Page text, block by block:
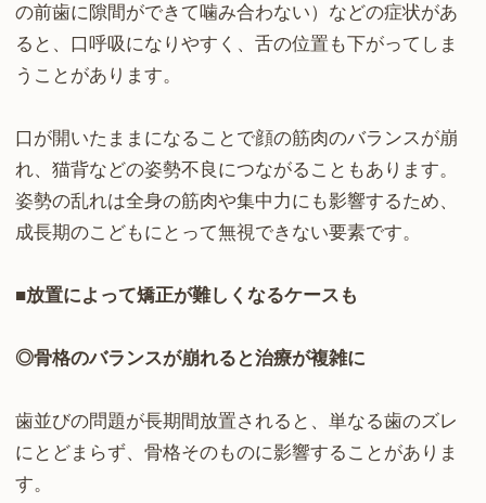
の前歯に隙間ができて噛み合わない）などの症状があ
ると、口呼吸になりやすく、舌の位置も下がってしま
うことがあります。
口が開いたままになることで顔の筋肉のバランスが崩
れ、猫背などの姿勢不良につながることもあります。
姿勢の乱れは全身の筋肉や集中力にも影響するため、
成長期のこどもにとって無視できない要素です。
■放置によって矯正が難しくなるケースも
◎骨格のバランスが崩れると治療が複雑に
歯並びの問題が長期間放置されると、単なる歯のズレ
にとどまらず、骨格そのものに影響することがありま
す。